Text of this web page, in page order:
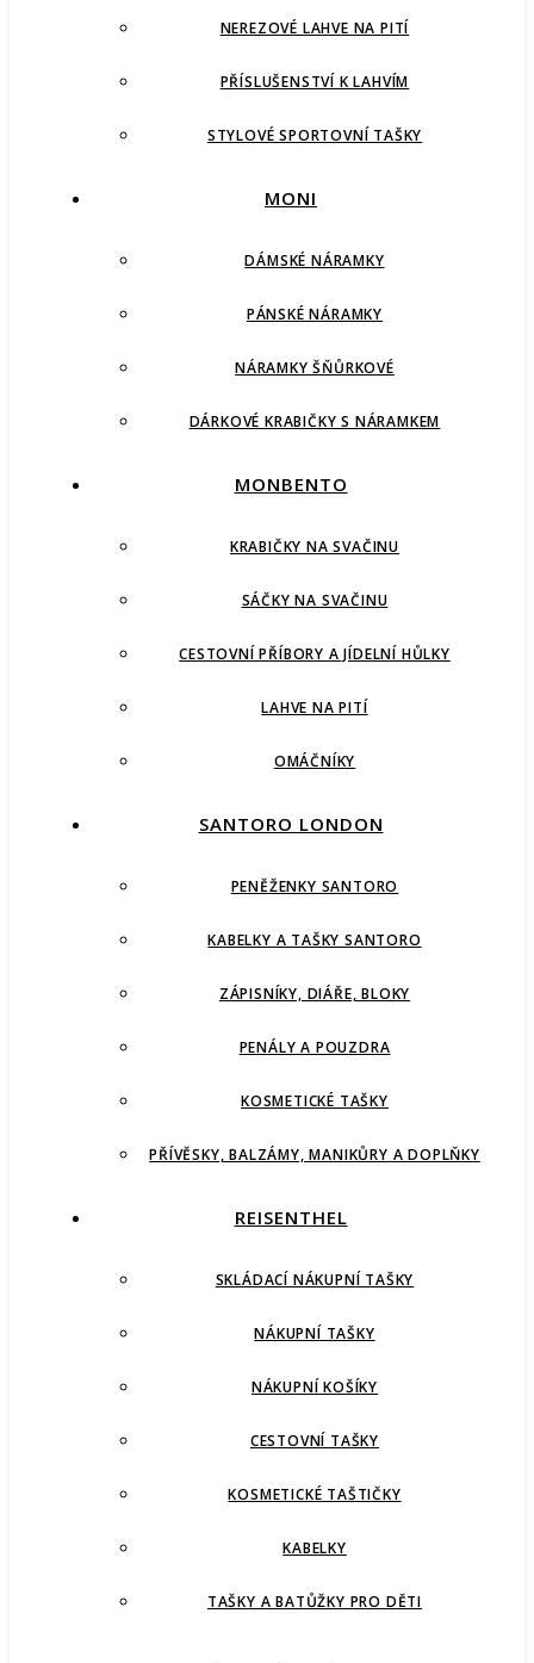
NEREZOVÉ LAHVE NA PITÍ
PŘÍSLUŠENSTVÍ K LAHVÍM
STYLOVÉ SPORTOVNÍ TAŠKY
MONI
DÁMSKÉ NÁRAMKY
PÁNSKÉ NÁRAMKY
NÁRAMKY ŠŇŮRKOVÉ
DÁRKOVÉ KRABIČKY S NÁRAMKEM
MONBENTO
KRABIČKY NA SVAČINU
SÁČKY NA SVAČINU
CESTOVNÍ PŘÍBORY A JÍDELNÍ HŮLKY
LAHVE NA PITÍ
OMÁČNÍKY
SANTORO LONDON
PENĚŽENKY SANTORO
KABELKY A TAŠKY SANTORO
ZÁPISNÍKY, DIÁŘE, BLOKY
PENÁLY A POUZDRA
KOSMETICKÉ TAŠKY
PŘÍVĚSKY, BALZÁMY, MANIKŮRY A DOPLŇKY
REISENTHEL
SKLÁDACÍ NÁKUPNÍ TAŠKY
NÁKUPNÍ TAŠKY
NÁKUPNÍ KOŠÍKY
CESTOVNÍ TAŠKY
KOSMETICKÉ TAŠTIČKY
KABELKY
TAŠKY A BATŮŽKY PRO DĚTI